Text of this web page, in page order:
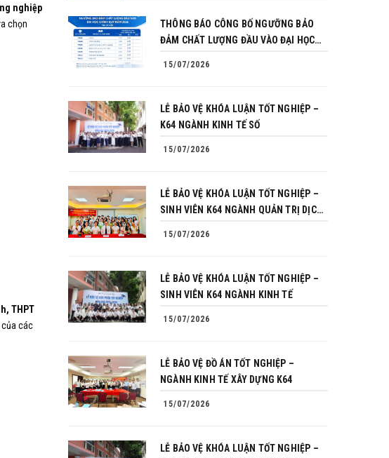
nghiệp
chọn
THPT
của các
THÔNG BÁO CÔNG BỐ NGƯỠNG BẢO
ĐẢM CHẤT LƯỢNG ĐẦU VÀO ĐẠI HỌC
15/07/2026
LỄ BẢO VỆ KHÓA LUẬN TỐT NGHIỆP –
K64 NGÀNH KINH TẾ SỐ
15/07/2026
LỄ BẢO VỆ KHÓA LUẬN TỐT NGHIỆP –
SINH VIÊN K64 NGÀNH QUẢN TRỊ DỊCH
15/07/2026
LỄ BẢO VỆ KHÓA LUẬN TỐT NGHIỆP –
SINH VIÊN K64 NGÀNH KINH TẾ
15/07/2026
LỄ BẢO VỆ ĐỒ ÁN TỐT NGHIỆP –
NGÀNH KINH TẾ XÂY DỰNG K64
15/07/2026
LỄ BẢO VỆ KHÓA LUẬN TỐT NGHIỆP –